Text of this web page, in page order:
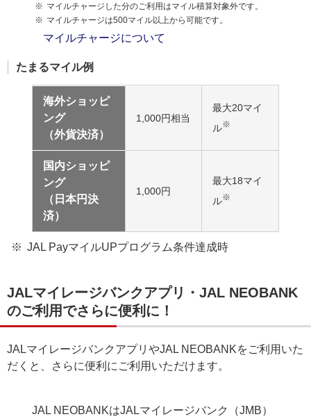
マイルチャージした分のご利用はマイル積算対象外です。
マイルチャージは500マイル以上から可能です。
マイルチャージについて
たまるマイル例
海外ショッピ
ング
（外貨決済）
1,000円相当
最大20マイ
ル※
国内ショッピ
ング
（日本円決
済）
1,000円
最大18マイ
ル※
JAL PayマイルUPプログラム条件達成時
JALマイレージバンクアプリ・JAL NEOBANK
のご利用でさらに便利に！
JALマイレージバンクアプリやJAL NEOBANKをご利用いた
だくと、さらに便利にご利用いただけます。
JAL NEOBANKはJALマイレージバンク（JMB）